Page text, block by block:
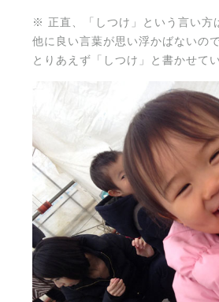
※ 正直、「しつけ」という言い方
他に良い言葉が思い浮かばないので
とりあえず「しつけ」と書かせて